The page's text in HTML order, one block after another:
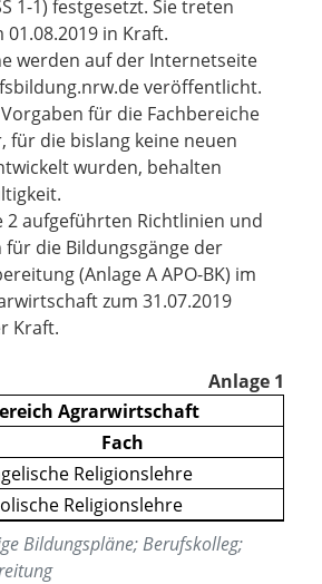
1-1) festgesetzt. Sie treten
in Kraft.
werden auf der Internetseite
veröffentlicht.
für die Fachbereiche
für die bislang keine neuen
wurden, behalten
2 aufgeführten Richtlinien und
die Bildungsgänge der
(Anlage A APO-BK) im
zum 31.07.2019
Kraft.
Anlage 1
Agrarwirtschaft
Fach
Religionslehre
Religionslehre
Bildungspläne; Berufskolleg;